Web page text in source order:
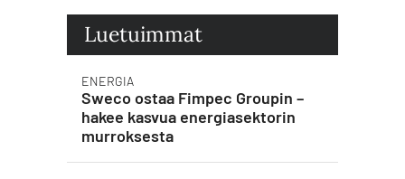
Luetuimmat
ENERGIA
Sweco ostaa Fimpec Groupin –
hakee kasvua energiasektorin
murroksesta